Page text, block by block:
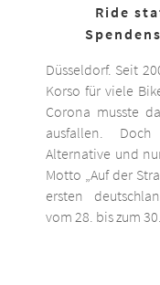
Ride
Düsseldorf. Seit
Korso für viele
Corona musste
ausfallen.
Alternative und
Motto „Auf der
ersten
vom 28. bis zum